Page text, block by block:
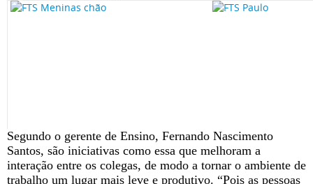
Segundo o gerente de Ensino, Fernando Nascimento
Santos, são iniciativas como essa que melhoram a
interação entre os colegas, de modo a tornar o ambiente de
trabalho um lugar mais leve e produtivo. “Pois as pessoas